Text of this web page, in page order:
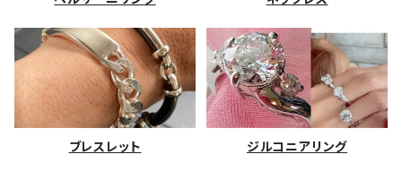
ブレスレット ジルコニアリング